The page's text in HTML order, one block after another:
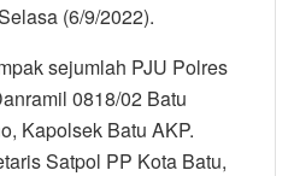
(6/9/2022).
sejumlah PJU Polres
0818/02 Batu
Kapolsek Batu AKP.
Satpol PP Kota Batu,